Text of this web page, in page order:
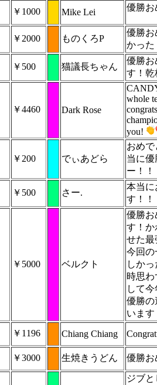
￥1000 Mike Lei 優勝お
￥2000 ものくろP
優勝お
かった
￥500 猫議長ちゃん
優勝お
す！乾
￥4460 Dark Rose
whole
you!
￥200 でぃあどら
おめ
当に
ー！！
￥500 さー.
本当に
す！！
￥5000 ベルクト
優勝お
す！か
せた最
今回の
しか
時思
して
優勝の
います
￥1196 Chiang Chiang
￥3000 生焼きうどん 優勝お
ジブ